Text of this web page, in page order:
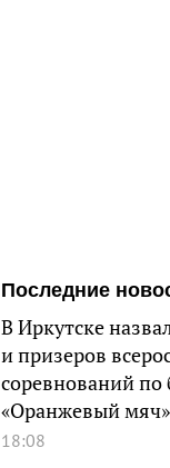
Последние
В Иркутске
и призеров
соревнований по
«Оранжевый мяч»
18:08